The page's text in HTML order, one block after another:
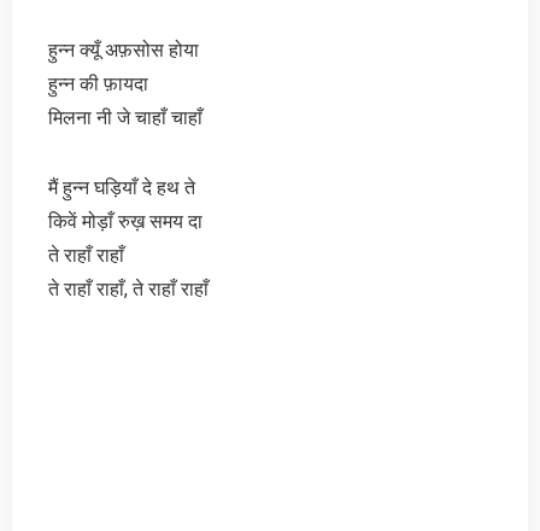
हुन्न क्यूँ अफ़सोस होया
हुन्न की फ़ायदा
मिलना नी जे चाहाँ चाहाँ
मैं हुन्न घड़ियाँ दे हथ ते
किवें मोड़ाँ रुख़ समय दा
ते राहाँ राहाँ
ते राहाँ राहाँ, ते राहाँ राहाँ